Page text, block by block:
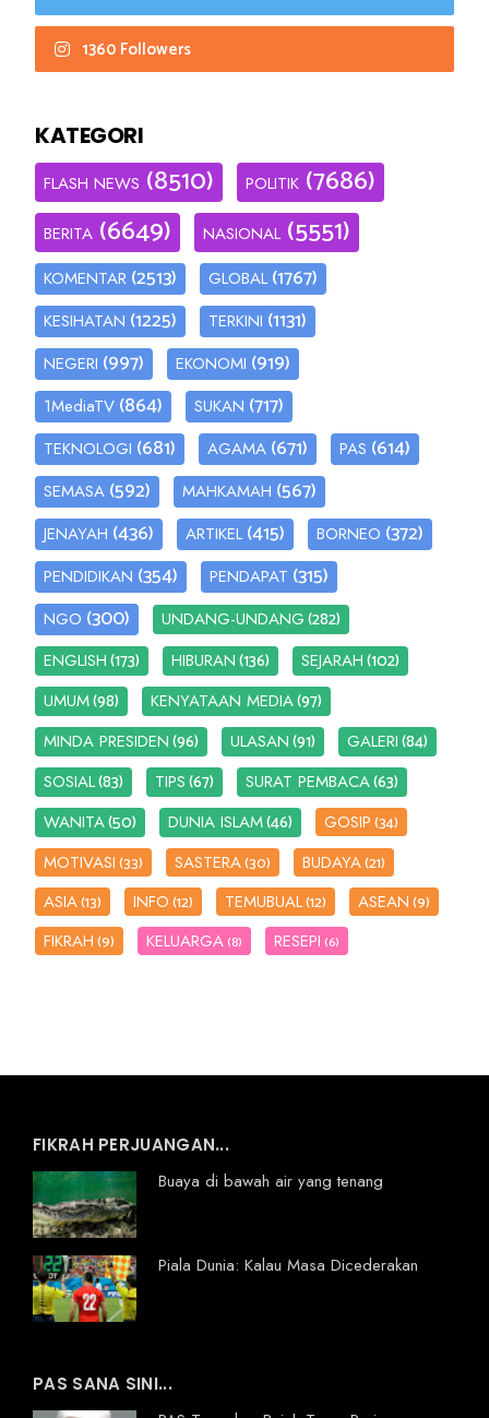
1360 Followers
KATEGORI
FLASH NEWS (8510) POLITIK (7686)
BERITA (6649) NASIONAL (5551)
KOMENTAR (2513) GLOBAL (1767)
KESIHATAN (1225) TERKINI (1131)
NEGERI (997) EKONOMI (919)
1MediaTV (864) SUKAN (717)
TEKNOLOGI (681) AGAMA (671) PAS (614)
SEMASA (592) MAHKAMAH (567)
JENAYAH (436) ARTIKEL (415) BORNEO (372)
PENDIDIKAN (354) PENDAPAT (315)
NGO (300) UNDANG-UNDANG(282)
ENGLISH(173) HIBURAN(136) SEJARAH(102)
UMUM(98) KENYATAAN MEDIA(97)
MINDA PRESIDEN(96) ULASAN(91) GALERI(84)
SOSIAL(83) TIPS(67) SURAT PEMBACA(63)
WANITA(50) DUNIA ISLAM(46) GOSIP(34)
MOTIVASI(33) SASTERA(30) BUDAYA(21)
ASIA(13) INFO(12) TEMUBUAL(12) ASEAN(9)
FIKRAH(9) KELUARGA (8) RESEPI (6)
FIKRAH PERJUANGAN...
Buaya di bawah air yang tenang
Piala Dunia: Kalau Masa Dicederakan
PAS SANA SINI...